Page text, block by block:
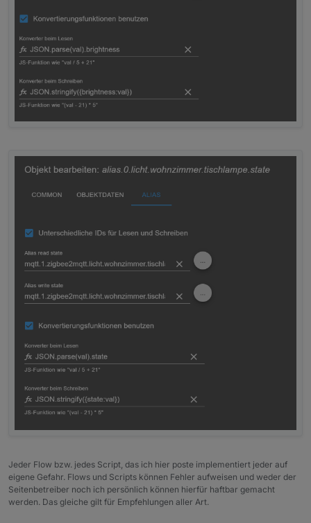
  "update_available": false
Jeder Flow bzw. jedes Script, das ich hier poste implementiert jeder auf
eigene Gefahr. Flows und Scripts können Fehler aufweisen und weder der
Seitenbetreiber noch ich persönlich können hierfür haftbar gemacht
werden. Das gleiche gilt für Empfehlungen aller Art.